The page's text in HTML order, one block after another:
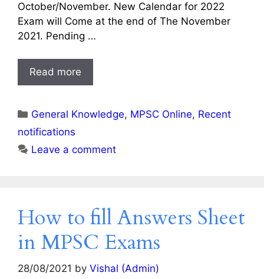
October/November. New Calendar for 2022
Exam will Come at the end of The November
2021. Pending …
Read more
Categories
General Knowledge, MPSC Online, Recent
notifications
Leave a comment
How to fill Answers Sheet
in MPSC Exams
28/08/2021 by Vishal (Admin)